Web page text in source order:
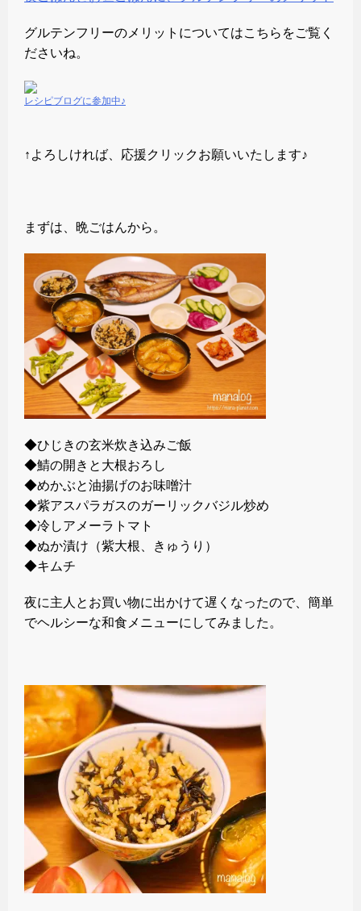
グルテンフリーのメリットについてはこちらをご覧く
ださいね。
レシピブログに参加中♪
↑よろしければ、応援クリックお願いいたします♪
まずは、晩ごはんから。
◆ひじきの玄米炊き込みご飯
◆鯖の開きと大根おろし
◆めかぶと油揚げのお味噌汁
◆紫アスパラガスのガーリックバジル炒め
◆冷しアメーラトマト
◆ぬか漬け（紫大根、きゅうり）
◆キムチ
夜に主人とお買い物に出かけて遅くなったので、簡単
でヘルシーな和食メニューにしてみました。